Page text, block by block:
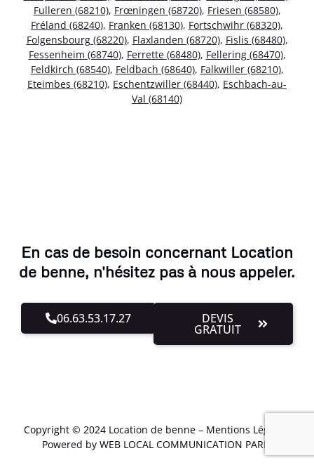
Fulleren (68210), Frœningen (68720), Friesen (68580),
Fréland (68240), Franken (68130), Fortschwihr (68320),
Folgensbourg (68220), Flaxlanden (68720), Fislis (68480),
Fessenheim (68740), Ferrette (68480), Fellering (68470),
Feldkirch (68540), Feldbach (68640), Falkwiller (68210),
Eteimbes (68210), Eschentzwiller (68440), Eschbach-au-
Val (68140)
En cas de besoin concernant Location
de benne, n'hésitez pas à nous appeler.
06.63.53.17.27 DEVIS
GRATUIT
Copyright © 2024 Location de benne – Mentions Légales
Powered by WEB LOCAL COMMUNICATION PARIS